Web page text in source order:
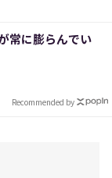
常に膨らんでい
Recommended by